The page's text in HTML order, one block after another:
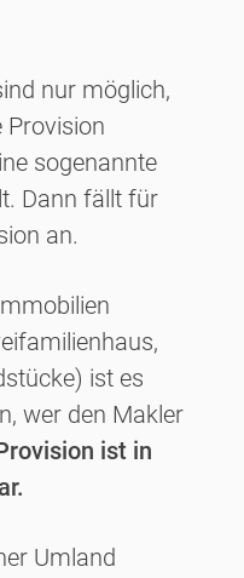
nur möglich,
Provision
sogenannte
Dann fällt für
an.
ist es
wer den Makler
ist in
Umland